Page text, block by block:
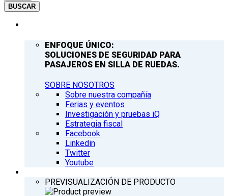
BUSCAR
ENFOQUE ÚNICO:
SOLUCIONES DE SEGURIDAD PARA
PASAJEROS EN SILLA DE RUEDAS.
SOBRE NOSOTROS
Sobre nuestra compañía
Ferias y eventos
Investigación y pruebas iQ
Estrategia fiscal
Facebook
Linkedin
Twitter
Youtube
PREVISUALIZACIÓN DE PRODUCTO